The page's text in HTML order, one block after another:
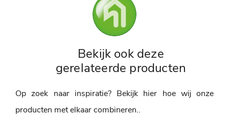
Bekijk ook deze
gerelateerde producten
Op zoek naar inspiratie? Bekijk hier hoe wij onze
producten met elkaar combineren..